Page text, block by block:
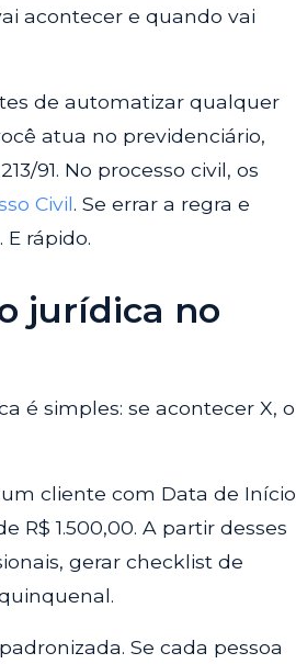
acontecer e quando vai
de automatizar qualquer
atua no previdenciário,
91. No processo civil, os
Civil. Se errar a regra e
rápido.
jurídica no
é simples: se acontecer X, o
cliente com Data de Início
R$ 1.500,00. A partir desses
gerar checklist de
Se cada pessoa